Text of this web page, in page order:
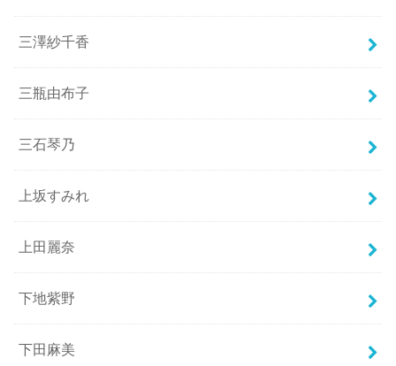
三澤紗千香
三瓶由布子
三石琴乃
上坂すみれ
上田麗奈
下地紫野
下田麻美